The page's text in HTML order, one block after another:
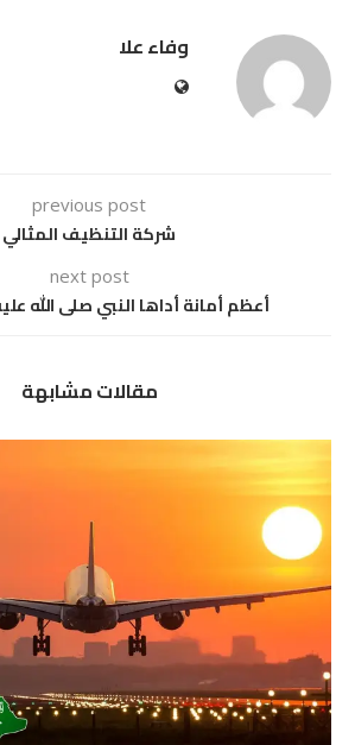
وفاء علا
previous post
شركة التنظيف المثالي
next post
أعظم أمانة أداها النبي صلى الله
مقالات مشابهة